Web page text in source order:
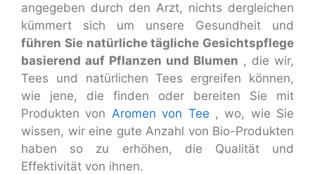
angegeben durch den Arzt, nichts dergleichen
kümmert sich um unsere Gesundheit und
führen Sie natürliche tägliche Gesichtspflege
basierend auf Pflanzen und Blumen , die wir,
Tees und natürlichen Tees ergreifen können,
wie jene, die finden oder bereiten Sie mit
Produkten von Aromen von Tee , wo, wie Sie
wissen, wir eine gute Anzahl von Bio-Produkten
haben so zu erhöhen, die Qualität und
Effektivität von ihnen.